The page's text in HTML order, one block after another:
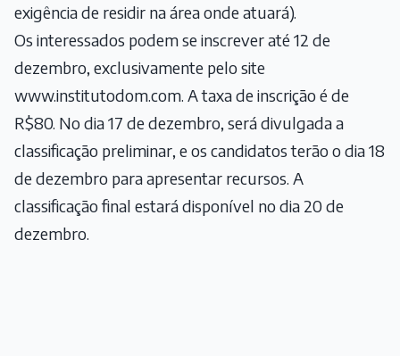
exigência de residir na área onde atuará).
Os interessados podem se inscrever até 12 de
dezembro, exclusivamente pelo site
www.institutodom.com. A taxa de inscrição é de
R$80. No dia 17 de dezembro, será divulgada a
classificação preliminar, e os candidatos terão o dia 18
de dezembro para apresentar recursos. A
classificação final estará disponível no dia 20 de
dezembro.